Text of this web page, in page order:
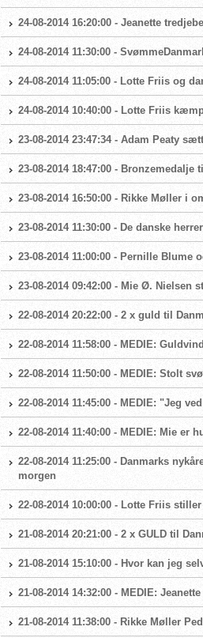
24-08-2014 16:20:00 - Jeanette
24-08-2014 11:30:00 -
24-08-2014 11:05:00 - Lotte Friis og
24-08-2014 10:40:00 - Lotte Friis
23-08-2014 23:47:34 - Adam Peaty
23-08-2014 18:47:00 -
23-08-2014 16:50:00 - Rikke Møller i
23-08-2014 11:30:00 - De danske
23-08-2014 11:00:00 - Pernille
23-08-2014 09:42:00 - Mie Ø.
22-08-2014 20:22:00 - 2 x guld til
22-08-2014 11:58:00 - MEDIE:
22-08-2014 11:50:00 - MEDIE: Stolt
22-08-2014 11:45:00 - MEDIE: "Jeg
22-08-2014 11:40:00 - MEDIE: Mie er
22-08-2014 11:25:00 - Danmarks
morgen
22-08-2014 10:00:00 - Lotte Friis
21-08-2014 20:21:00 - 2 x GULD til
21-08-2014 15:10:00 - Hvor kan jeg
21-08-2014 14:32:00 - MEDIE:
21-08-2014 11:38:00 - Rikke Møller